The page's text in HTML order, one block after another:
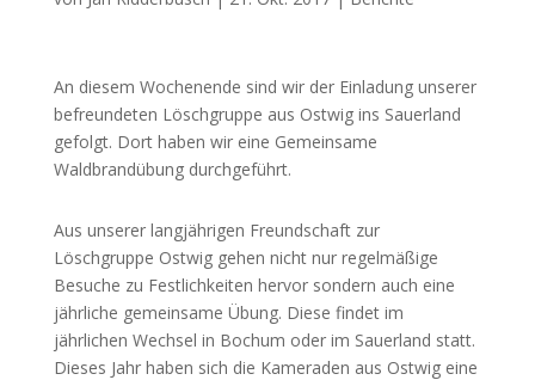
An diesem Wochenende sind wir der Einladung unserer
befreundeten Löschgruppe aus Ostwig ins Sauerland
gefolgt. Dort haben wir eine Gemeinsame
Waldbrandübung durchgeführt.
Aus unserer langjährigen Freundschaft zur
Löschgruppe Ostwig gehen nicht nur regelmäßige
Besuche zu Festlichkeiten hervor sondern auch eine
jährliche gemeinsame Übung. Diese findet im
jährlichen Wechsel in Bochum oder im Sauerland statt.
Dieses Jahr haben sich die Kameraden aus Ostwig eine